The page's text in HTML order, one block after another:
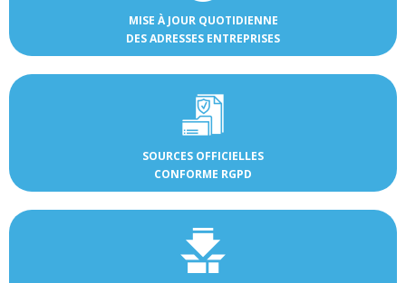
MISE À JOUR QUOTIDIENNE
DES ADRESSES ENTREPRISES
SOURCES OFFICIELLES
CONFORME RGPD